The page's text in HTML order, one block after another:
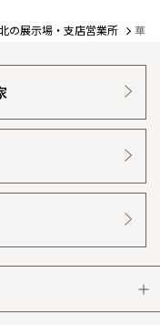
の展示場・支店営業所 華